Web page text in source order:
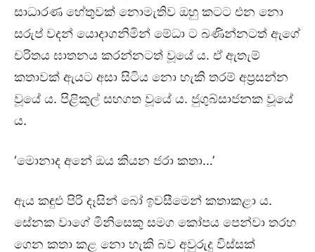
සාධාරණ හේතුවක් නොමැතිව ඔහු කටට එන නො
සරුප් වදන් යොදාගනිමින් මේධා ට බණින්නටත් ඇගේ
චරිතය ඝාතනය කරන්නටත් වූයේ ය. ඒ ඇතැම්
කතාවක් ඇයට අසා සිටිය නො හැකි තරම් අප්‍රසන්න
වූයේ ය. පිළිකුල් සහගත වූයේ ය. ජුගුබ්සාජනක වූයේ
ය.
‘මොනාද අනේ ඔය කියන ජරා කතා…’
ඇය කඳුළු පිරි දෑසින් බෝ ඉවසීමෙන් කතාකළා ය.
සේනක වාගේ මිනිසෙකු සමග කෝපය පෙන්වා තරහ
ගෙන කතා කළ නො හැකි බව අවුරුදු විස්සක්